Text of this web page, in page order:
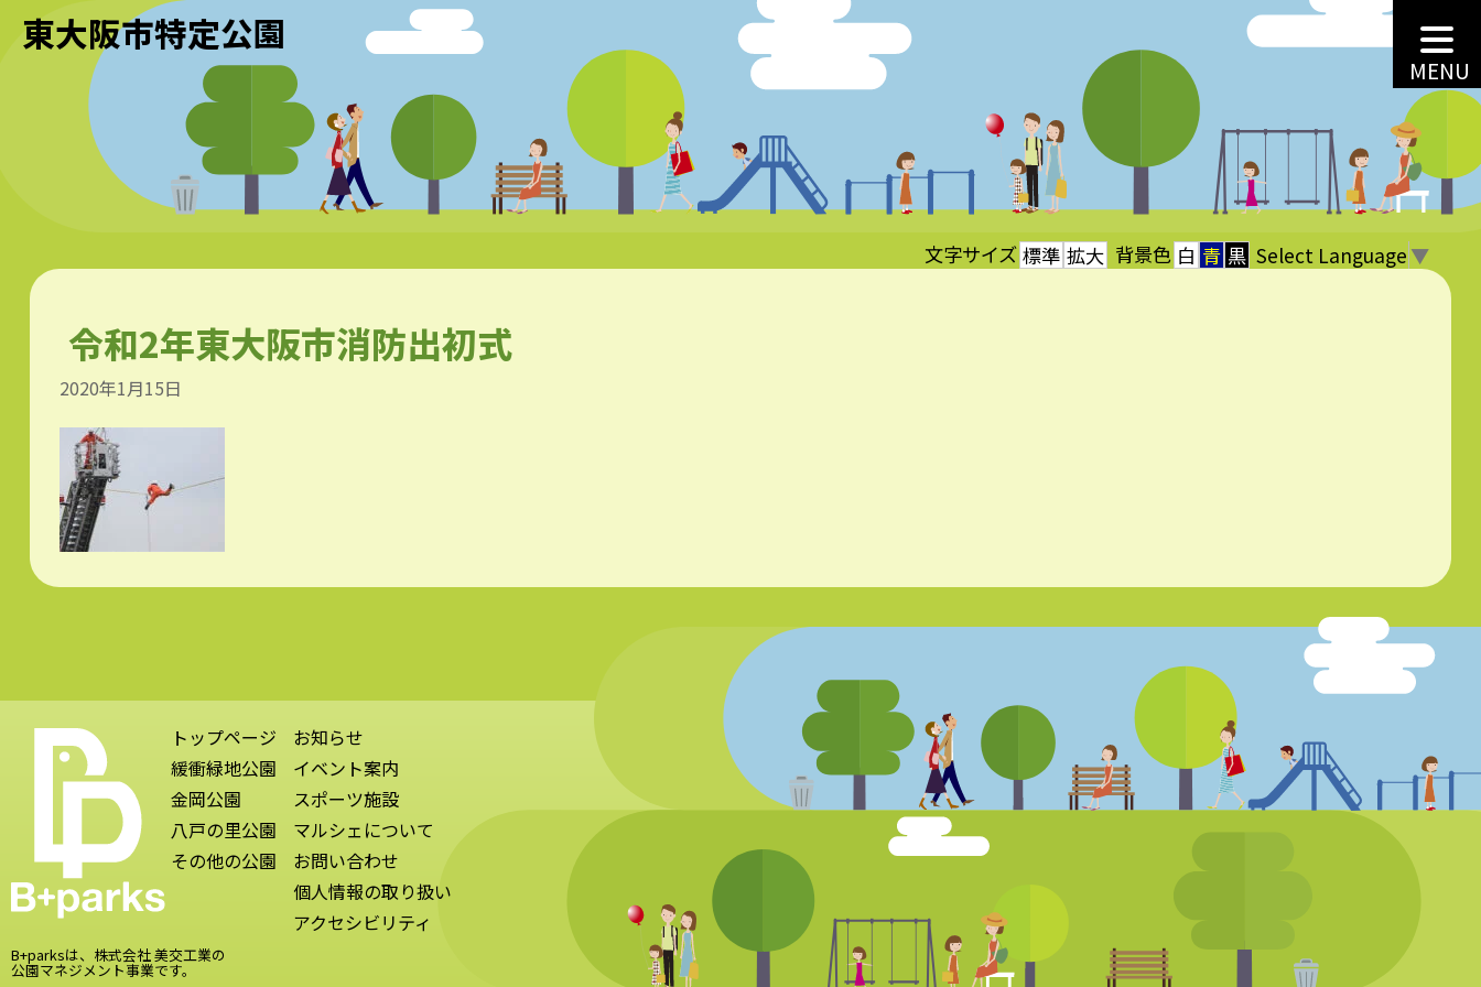
東大阪市特定公園
MENU
文字サイズ 標準 拡大 背景色 白 青 黒 Select Language ▼
令和2年東大阪市消防出初式
2020年1月15日
トップページ
緩衝緑地公園
金岡公園
八戸の里公園
その他の公園
お知らせ
イベント案内
スポーツ施設
マルシェについて
お問い合わせ
個人情報の取り扱い
アクセシビリティ
B+parksは、株式会社 美交工業の
公園マネジメント事業です。